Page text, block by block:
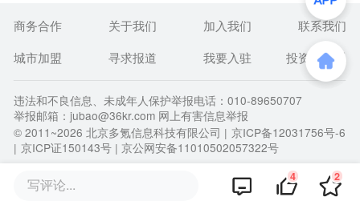
写评论... 4 2
商务合作 关于我们 加入我们
联系我们
城市加盟
寻求报道 我要入驻 投资者关系
违法和不良信息、未成年人保护举报电话：010-89650707
举报邮箱：jubao@36kr.com 网上有害信息举报
© 2011~2026 北京多氪信息科技有限公司 | 京ICP备12031756号-6
| 京ICP证150143号 | 京公网安备11010502057322号